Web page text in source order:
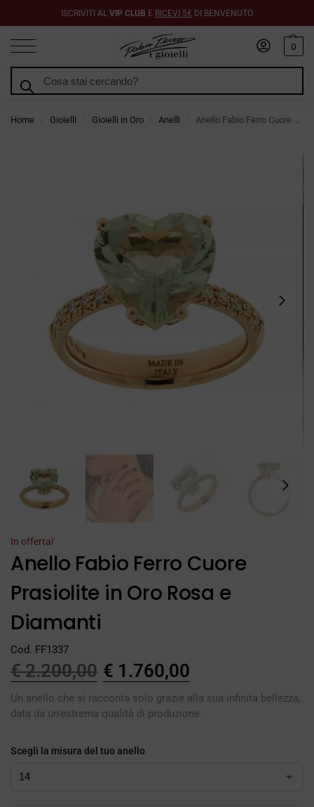
ISCRIVITI AL VIP CLUB E RICEVI 5€ DI BENVENUTO
0
Home Gioielli Gioielli in Oro Anelli Anello Fabio Ferro Cuore Prasiolite in Oro Rosa e Diamanti
In offerta!
Anello Fabio Ferro Cuore
Prasiolite in Oro Rosa e
Diamanti
Cod. FF1337
€2.200,00 € 1.760,00
Un anello che si racconta solo grazie alla sua infinita bellezza,
data da un’estrema qualità di produzione.
Scegli la misura del tuo anello